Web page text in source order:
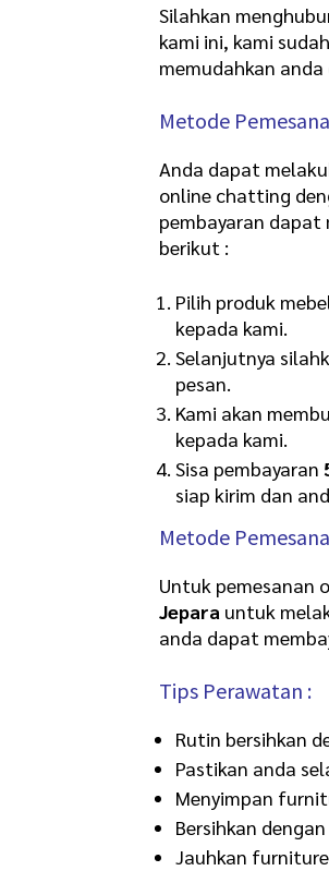
Silahkan
kami ini, kami
memudahkan
Metode
Anda dapat
online chatting
pembayaran
berikut :
Pilih produk
kepada kami.
Selanjutnya
pesan.
Kami akan
kepada kami.
Sisa pembayaran
siap kirim dan
Metode
Untuk pemesanan
Jepara untuk
anda dapat
Tips Perawatan :
Rutin bersihkan
Pastikan anda
Menyimpan
Bersihkan
Jauhkan